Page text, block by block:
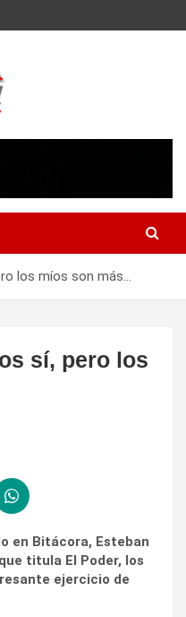
los míos son más…
sí, pero los
en Bitácora, Esteban
titula El Poder, los
ejercicio de